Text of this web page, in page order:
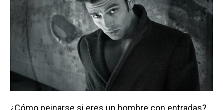
¿Cómo peinarse si eres un hombre con entradas?